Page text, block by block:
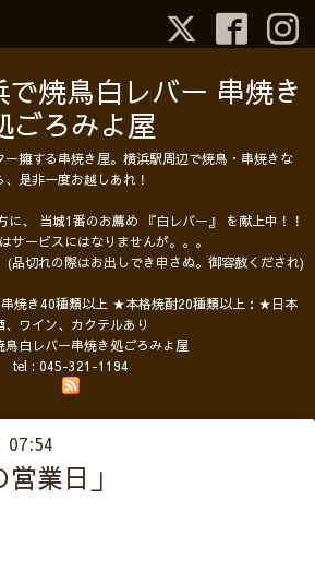
で焼鳥白レバー 串焼き
ごろみよ屋
擁する串焼き屋。横浜駅周辺で焼鳥・串焼きな
、是非一度お越しあれ！
に、 当城1番のお薦め 『白レバー』 を献上中！！
サービスにはなりませんが。。。
(品切れの際はお出しでき申さぬ。御容赦くだされ)
焼き40種類以上 ★本格焼酎20種類以上：★日本
、ワイン、カクテルあり
鳥白レバー串焼き処ごろみよ屋
tel : 045-321-1194
07:54
業日」